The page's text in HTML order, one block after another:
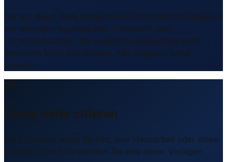
Die auf dieser Seite dargestellten Informationen basieren
auf öffentlich zugänglichen Transport- und
Infrastrukturdaten. Die logistische Bedeutung eines
Standorts kann sich ändern. Alle Angaben ohne
Gewähr.
Diese Seite zitieren
Sie schreiben einen Bericht, eine Hausarbeit oder einen
LinkedIn-Post? Verwenden Sie eine dieser Vorlagen.